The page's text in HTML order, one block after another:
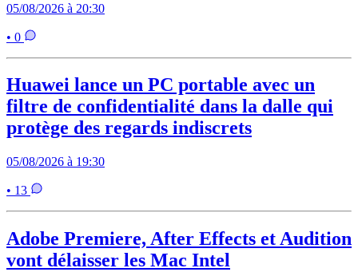
05/08/2026 à 20:30
• 0
Huawei lance un PC portable avec un
filtre de confidentialité dans la dalle qui
protège des regards indiscrets
05/08/2026 à 19:30
• 13
Adobe Premiere, After Effects et Audition
vont délaisser les Mac Intel